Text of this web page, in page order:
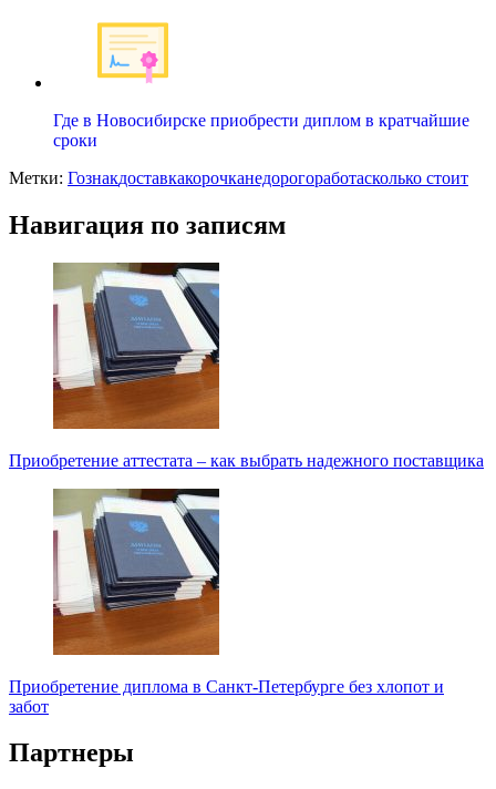
Где в Новосибирске приобрести диплом в кратчайшие
сроки
Метки: Гознакдоставкакорочканедорогоработасколько стоит
Навигация по записям
Приобретение аттестата – как выбрать надежного поставщика
Приобретение диплома в Санкт-Петербурге без хлопот и
забот
Партнеры